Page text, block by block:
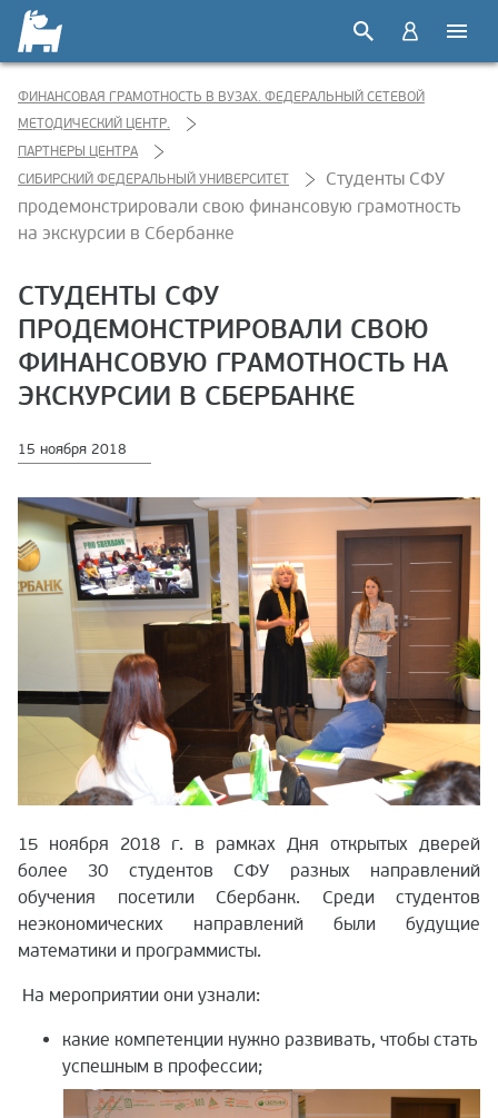
ФИНАНСОВАЯ ГРАМОТНОСТЬ В ВУЗАХ. ФЕДЕРАЛЬНЫЙ СЕТЕВОЙ
МЕТОДИЧЕСКИЙ ЦЕНТР.
ПАРТНЕРЫ ЦЕНТРА
СИБИРСКИЙ ФЕДЕРАЛЬНЫЙ УНИВЕРСИТЕТ
Студенты СФУ
продемонстрировали свою финансовую грамотность
на экскурсии в Сбербанке
СТУДЕНТЫ СФУ
ПРОДЕМОНСТРИРОВАЛИ СВОЮ
ФИНАНСОВУЮ ГРАМОТНОСТЬ НА
ЭКСКУРСИИ В СБЕРБАНКЕ
15 ноября 2018
15 ноября 2018 г. в рамках Дня открытых дверей
более 30 студентов СФУ разных направлений
обучения посетили Сбербанк. Среди студентов
неэкономических направлений были будущие
математики и программисты.
На мероприятии они узнали:
какие компетенции нужно развивать, чтобы стать
успешным в профессии;